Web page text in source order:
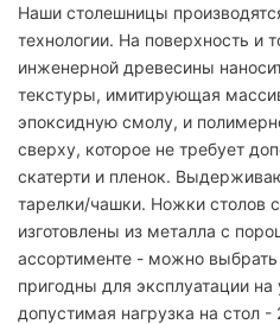
Наши столешницы
технологии. На поверхность и
инженерной древесины
текстуры, имитирующая
эпоксидную смолу, и
сверху, которое не требует
скатерти и пленок.
тарелки/чашки. Ножки столов
изготовлены из металла с
ассортименте - можно
пригодны для эксплуатации
допустимая нагрузка на стол -